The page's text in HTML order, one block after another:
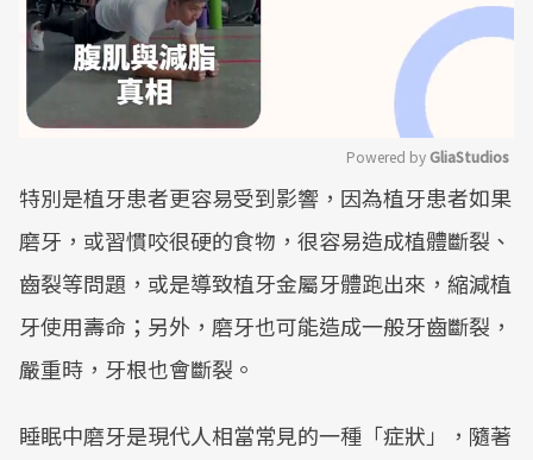
Mute
Powered by GliaStudios
特別是植牙患者更容易受到影響，因為植牙患者如果
磨牙，或習慣咬很硬的食物，很容易造成植體斷裂、
齒裂等問題，或是導致植牙金屬牙體跑出來，縮減植
牙使用壽命；另外，磨牙也可能造成一般牙齒斷裂，
嚴重時，牙根也會斷裂。
睡眠中磨牙是現代人相當常見的一種「症狀」，隨著